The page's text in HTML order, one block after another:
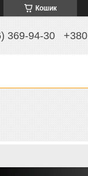
Кошик
369-94-30